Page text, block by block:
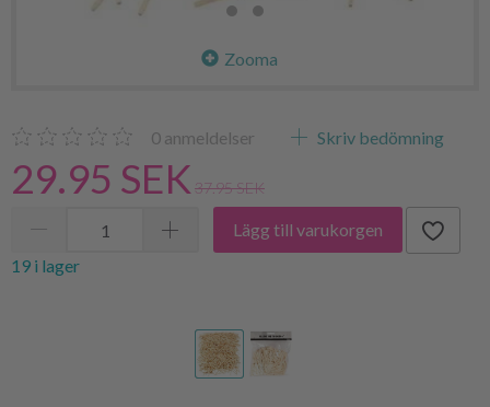
Zooma
0 anmeldelser Skriv bedömning
29.95 SEK 37.95 SEK
Lägg till varukorgen
19 i lager